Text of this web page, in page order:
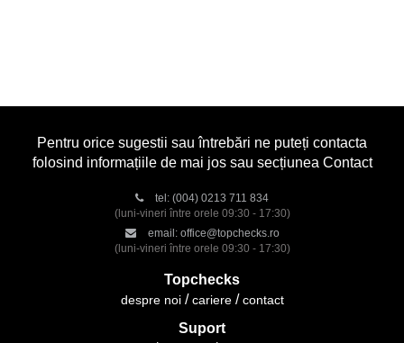
Pentru orice sugestii sau întrebări ne puteți contacta
folosind informațiile de mai jos sau secțiunea Contact
tel: (004) 0213 711 834
(luni-vineri între orele 09:30 - 17:30)
email: office@topchecks.ro
(luni-vineri între orele 09:30 - 17:30)
Topchecks
despre noi cariere contact
Suport